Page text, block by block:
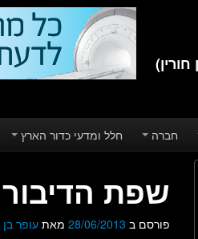
חברה חלל ומדעי כדור הארץ
שפת
פורסם ב 28/06/2013 מאת עופר בן